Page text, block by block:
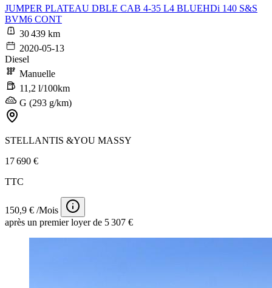
JUMPER PLATEAU DBLE CAB 4-35 L4 BLUEHDi 140 S&S
BVM6 CONT
30 439 km
2020-05-13
Diesel
Manuelle
11,2 l/100km
G (293 g/km)
STELLANTIS &YOU MASSY
17 690 €
TTC
150,9 € /Mois
après un premier loyer de 5 307 €